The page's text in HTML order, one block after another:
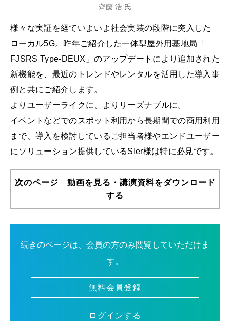
齊藤 浩 氏
様々な実証を経ていよいよ社会実装の段階に突入した
ローカル5G。昨年ご紹介した一体型屋外用基地局「
FJSRS Type-DEUX」のアップデートにより追加された
新機能を、最近のトレンドやレンタルを活用した導入事
例と共にご紹介します。
よりユーザーライクに、よりリーズナブルに。
イベントなどでのスポット利用から長期間での商用利用
まで、導入を検討しているご担当者様やエンドユーザー
にソリューション提供しているSIer様は特に必見です。
次のページ 動画を見る・講演資料をダウンロード
する
続きのページは、会員の方のみ閲覧していただけま
す。
無料会員登録
ログインする